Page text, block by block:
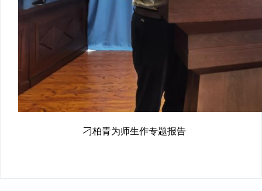
刁柏青为师生作专题报告